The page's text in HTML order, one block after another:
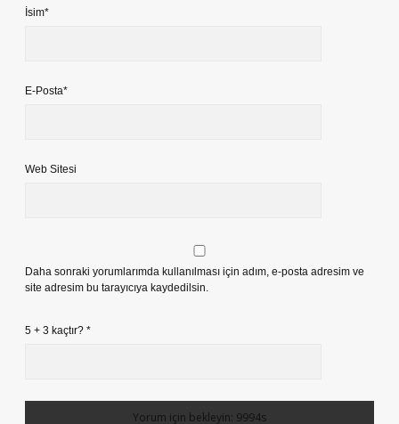
İsim*
E-Posta*
Web Sitesi
Daha sonraki yorumlarımda kullanılması için adım, e-posta adresim ve
site adresim bu tarayıcıya kaydedilsin.
5 + 3 kaçtır? *